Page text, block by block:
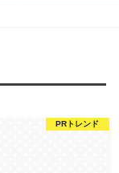
PRトレンド